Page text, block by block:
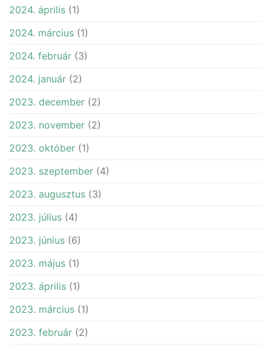
2024. április (1)
2024. március (1)
2024. február (3)
2024. január (2)
2023. december (2)
2023. november (2)
2023. október (1)
2023. szeptember (4)
2023. augusztus (3)
2023. július (4)
2023. június (6)
2023. május (1)
2023. április (1)
2023. március (1)
2023. február (2)